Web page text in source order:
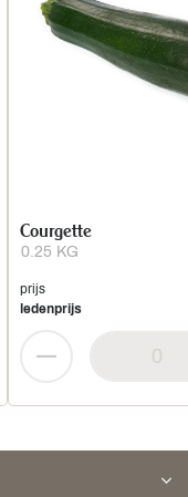
0.25 KG
Courgette
prijs
ledenprijs